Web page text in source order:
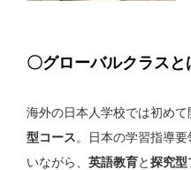
〇グローバルクラスと
海外の日本人学校では初めて
型コース。日本の学習指導
いながら、英語教育と探究型